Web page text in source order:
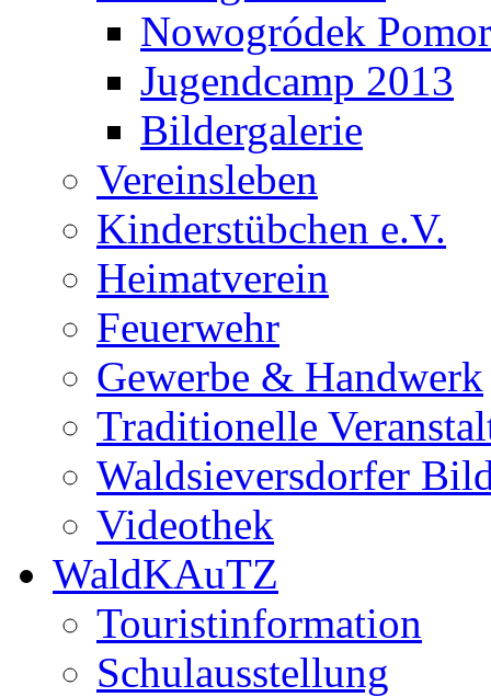
Nowogródek
Jugendcamp 2013
Bildergalerie
Vereinsleben
Kinderstübchen e.V.
Heimatverein
Feuerwehr
Gewerbe & Handwerk
Traditionelle
Waldsieversdorfer
Videothek
WaldKAuTZ
Touristinformation
Schulausstellung